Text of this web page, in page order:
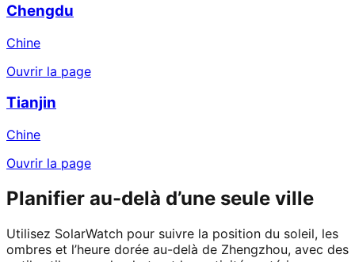
Chengdu
Chine
Ouvrir la page
Tianjin
Chine
Ouvrir la page
Planifier au-delà d’une seule ville
Utilisez SolarWatch pour suivre la position du soleil, les
ombres et l’heure dorée au-delà de Zhengzhou, avec des